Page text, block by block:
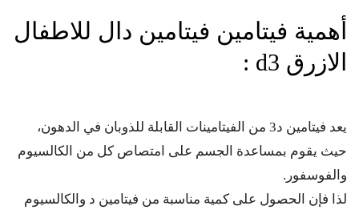
أهمية فيتامين فيتامين دال للاطفال
الازرق d3 :
يعد فيتامين د3 من الفيتامينات القابلة للذوبان في الدهون،
حيث يقوم بمساعدة الجسم على امتصاص كل من الكالسيوم
والفوسفور.
لذا فإن الحصول على كمية مناسبة من فيتامين د والكالسيوم